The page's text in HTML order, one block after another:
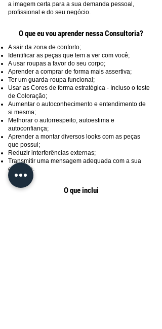
a imagem certa para a sua demanda pessoal,
profissional e do seu negócio.
O que eu vou aprender nessa Consultoria?
A sair da zona de conforto;
Identificar as peças que tem a ver com você;
A usar roupas a favor do seu corpo;
Aprender a comprar de forma mais assertiva;
Ter um guarda-roupa funcional;
Usar as Cores de forma estratégica - Incluso o teste
de Coloração;
Aumentar o autoconhecimento e entendimento de
si mesma;
Melhorar o autorrespeito, autoestima e
autoconfiança;
Aprender a montar diversos looks com as peças
que possui;
Reduzir interferências externas;
Transmitir uma mensagem adequada com a sua
essência.
O que inclui